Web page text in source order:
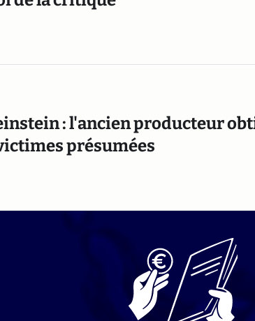
: l'ancien producteur
présumées